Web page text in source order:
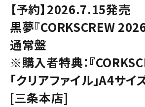
【予約】2026.7.15発売
黒夢『CORKSCREW 2026
通常盤
※購入者特典：『
「クリアファイル」A4サイ
[三条本店]